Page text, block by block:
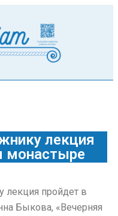
лекция
монастыре